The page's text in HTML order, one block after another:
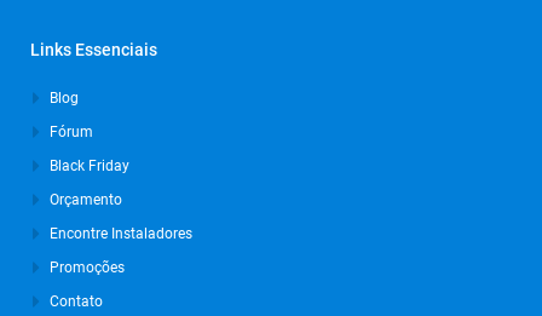
Setembro de 2024
Julho de 2024
Março de 2024
Outubro de 2023
Links Essenciais
Blog
Fórum
Black Friday
Orçamento
Encontre Instaladores
Promoções
Contato